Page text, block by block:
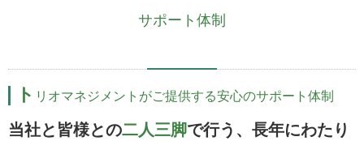
サポート体制
ト リオマネジメントがご提供する安心のサポート体制
当社と皆様との二人三脚で行う、長年にわたり